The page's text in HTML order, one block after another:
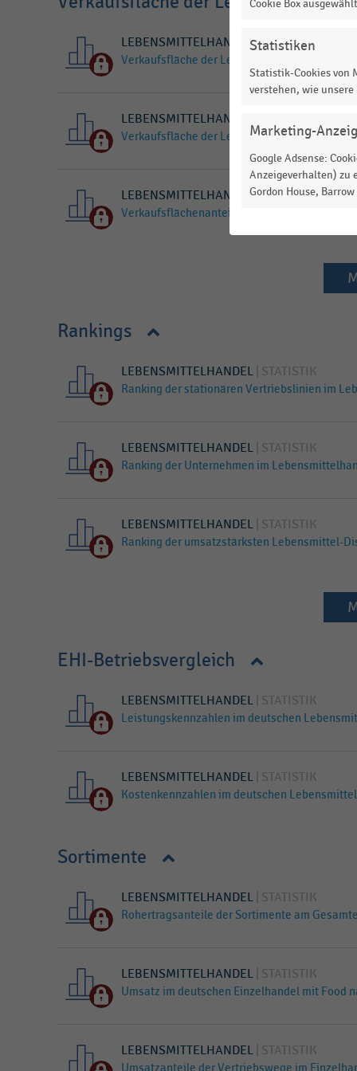
LEBENSMITTELHANDEL STATISTIK
Verkaufsfläche der Lebensmittelgeschäfte in
LEBENSMITTELHANDEL
Verkaufsfläche der Lebensmittelgeschäfte in
LEBENSMITTELHANDEL STATISTIK
Verkaufsflächenanteile der Betriebsformen
Rankings
LEBENSMITTELHANDEL STATISTIK
Ranking der stationären Vertriebslinien im
LEBENSMITTELHANDEL STATISTIK
Ranking der Unternehmen im
LEBENSMITTELHANDEL STATISTIK
Ranking der umsatzstärksten Lebensmittel-
EHI-Betriebsvergleich
LEBENSMITTELHANDEL STATISTIK
Leistungskennzahlen im deutschen
LEBENSMITTELHANDEL STATISTIK
Kostenkennzahlen im deutschen
Sortimente
LEBENSMITTELHANDEL STATISTIK
Rohertragsanteile der Sortimente am
LEBENSMITTELHANDEL STATISTIK
Umsatz im deutschen Einzelhandel mit Food
LEBENSMITTELHANDEL STATISTIK
Umsatzanteile der Vertriebswege im
Cookie Box
Statistiken
Statistik-Cookies von
verstehen, wie
Marketing-
Google Adsense:
Anzeigeverhalten) zu
Gordon House,